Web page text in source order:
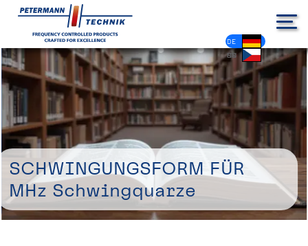
DE
EN
FR
ES
PL
IT
NL
HU
CS
Schwingungsform für
MHz Schwingquarze